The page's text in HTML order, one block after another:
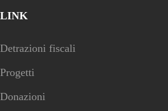
LINK
Detrazioni fiscali
Progetti
Donazioni